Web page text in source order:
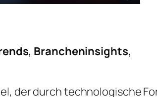
Brancheninsights,
der durch technologische